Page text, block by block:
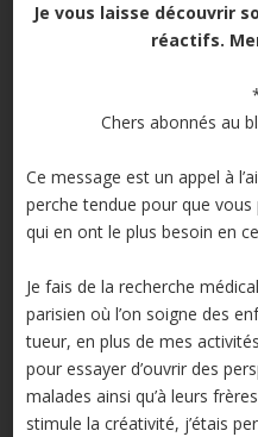
Je vous laisse découvrir
réactifs.
Chers abonnés au
Ce message est un appel à
perche tendue pour que
qui en ont le plus besoin en
Je fais de la recherche
parisien où l’on soigne des
tueur, en plus de mes
pour essayer d’ouvrir des
malades ainsi qu’à leurs
stimule la créativité, j’étais